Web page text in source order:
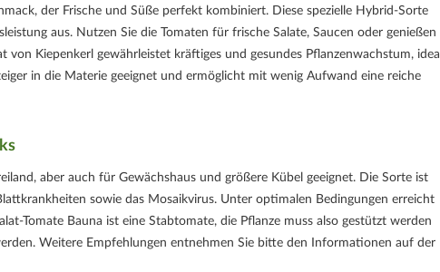
der Frische und Süße perfekt kombiniert. Diese spezielle Hybrid-Sorte
aus. Nutzen Sie die Tomaten für frische Salate, Saucen oder genießen
von Kiepenkerl gewährleistet kräftiges und gesundes Pflanzenwachstum, ideal
in die Materie geeignet und ermöglicht mit wenig Aufwand eine reiche
aber auch für Gewächshaus und größere Kübel geeignet. Die Sorte ist
sowie das Mosaikvirus. Unter optimalen Bedingungen erreicht
Tomate Bauna ist eine Stabtomate, die Pflanze muss also gestützt werden
Weitere Empfehlungen entnehmen Sie bitte den Informationen auf der